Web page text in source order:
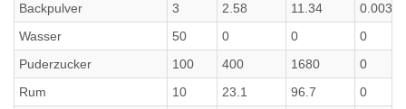
Backpulver
3 2.58 11.34
Wasser
50 0 0
0
Puderzucker
100 400 1680
0
Rum
10 23.1 96.7
0